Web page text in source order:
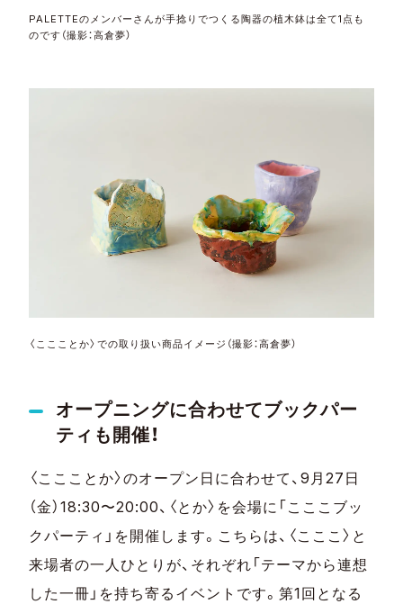
PALETTEのメンバーさんが手捻りでつくる陶器の植木鉢は全て1点も
のです（撮影：高倉夢）
〈ここことか〉での取り扱い商品イメージ（撮影：高倉夢）
オープニングに合わせてブックパー
ティも開催！
〈ここことか〉のオープン日に合わせて、9月27日
（金）18:30〜20:00、〈とか〉を会場に「こここブッ
クパーティ」を開催します。こちらは、〈こここ〉と
来場者の一人ひとりが、それぞれ「テーマから連想
した一冊」を持ち寄るイベントです。第1回となる